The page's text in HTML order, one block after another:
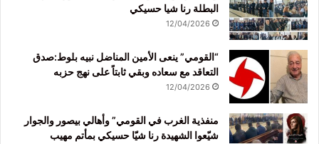
البطلة رنا شيا حسيكي
12/04/2026
“القومي” ينعى الأمين المناضل نبيه بلوط:صدق
التعاقد مع سعاده وبقي ثابتاً على نهج حزبه
12/04/2026
منفذية الغرب في القومي” وأهالي بيصور والجوار
شيّعوا الشهيدة رنا شيّا حسيكي بمأتم مهيب